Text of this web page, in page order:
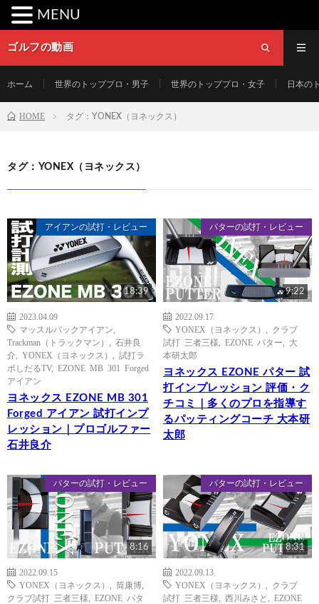
ゴルフの動画
ホーム 世界のトッププロ・男子 世界のトッププロ・女子 日本の
HOME タグ：YONEX（ヨネックス）
タグ：YONEX（ヨネックス）
アイアンの試打・レビュー
18:39
2023.04.09
マッスルバックアイアン
Trackman（トラックマン）
石井良
介
YONEX（ヨネックス）
試打ラ
ボしだるTV, EZONE MB 301 Forged
アイアン
ヨネックス EZONE MB 301
Forged アイアン 試打インプ
レッション｜プロゴルファー
石井良介
パターの試打・レビュー
9:22
2022.09.17
YONEX（ヨネックス）
クラブ
試打 三者三様
EZONE パター
大
本研太郎
ヨネックス EZONE パター 試
打インプレッション 評価・ク
チコミ｜多くのプロを指導す
るパッティングコーチ 大本研
太郎
パターの試打・レビュー
8:16
2022.09.15
YONEX（ヨネックス）
筒康博
クラブ試打 三者三様
EZONE パタ
パターの試打・レビュー
8:31
2022.09.13
YONEX（ヨネックス）
クラブ
試打 三者三様
西川みさと
EZONE
MENU